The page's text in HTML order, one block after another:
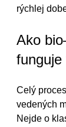
rýchlej
Ako
funguje
Celý
vedených
Nejde o